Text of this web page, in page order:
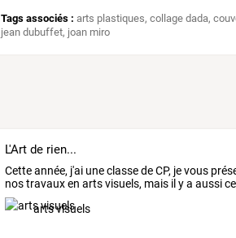
Tags associés : arts plastiques,collage dada,
jean dubuffet, joan miro
L'Art de rien...
Cetteannée,j'aiuneclassedeCP,jevous
nostravauxen artsvisuels,maisil ya aussice
j'ai
arts visuels